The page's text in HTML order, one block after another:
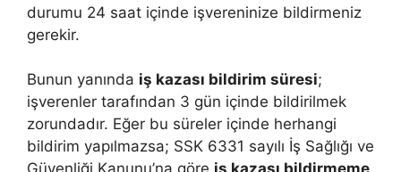
durumu 24 saat içinde işvereninize bildirmeniz
gerekir.
Bunun yanında iş kazası bildirim süresi;
işverenler tarafından 3 gün içinde bildirilmek
zorundadır. Eğer bu süreler içinde herhangi
bildirim yapılmazsa; SSK 6331 sayılı İş Sağlığı ve
Güvenliği Kanunu’na göre iş kazası bildirmeme